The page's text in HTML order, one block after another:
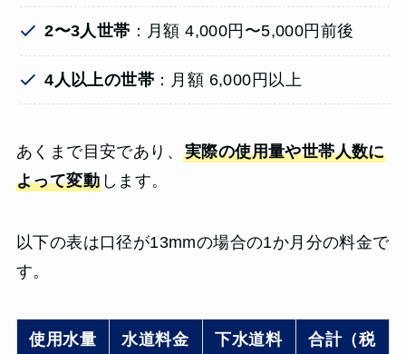
2〜3人世帯 ：月額 4,000円〜5,000円前後
4人以上の世帯 ：月額 6,000円以上
あくまで目安であり、 実際の使用量や世帯人数に
よって変動します。
以下の表は口径が13mmの場合の1か月分の料金で
す。
使用水量
水道料金
下水道料
合計（税